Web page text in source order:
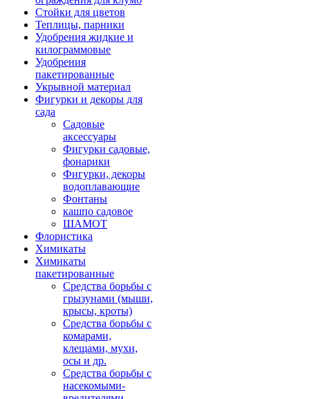
Стойки для цветов
Теплицы, парники
Удобрения жидкие и
килограммовые
Удобрения
пакетированные
Укрывной материал
Фигурки и декоры для
сада
Садовые
аксессуары
Фигурки садовые,
фонарики
Фигурки, декоры
водоплавающие
Фонтаны
кашпо садовое
ШАМОТ
Флористика
Химикаты
Химикаты
пакетированные
Средства борьбы с
грызунами (мыши,
крысы, кроты)
Средства борьбы с
комарами,
клещами, мухи,
осы и др.
Средства борьбы с
насекомыми-